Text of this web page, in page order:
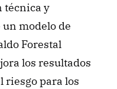
técnica y
modelo de
Forestal
los resultados
riesgo para los